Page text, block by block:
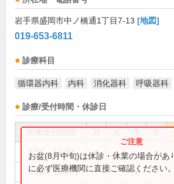
岩手県盛岡市中ノ橋通1丁目7-13 [地図]
019-653-6811
診療科目
循環器内科 内科 消化器科 呼吸器科
診療/受付時間・休診日
8:55～11:30 ● ● ●
8:55～12:30 ●
お盆(8月中旬)は休診・休業の場合があ
に必ず医療機関に直接ご確認ください。